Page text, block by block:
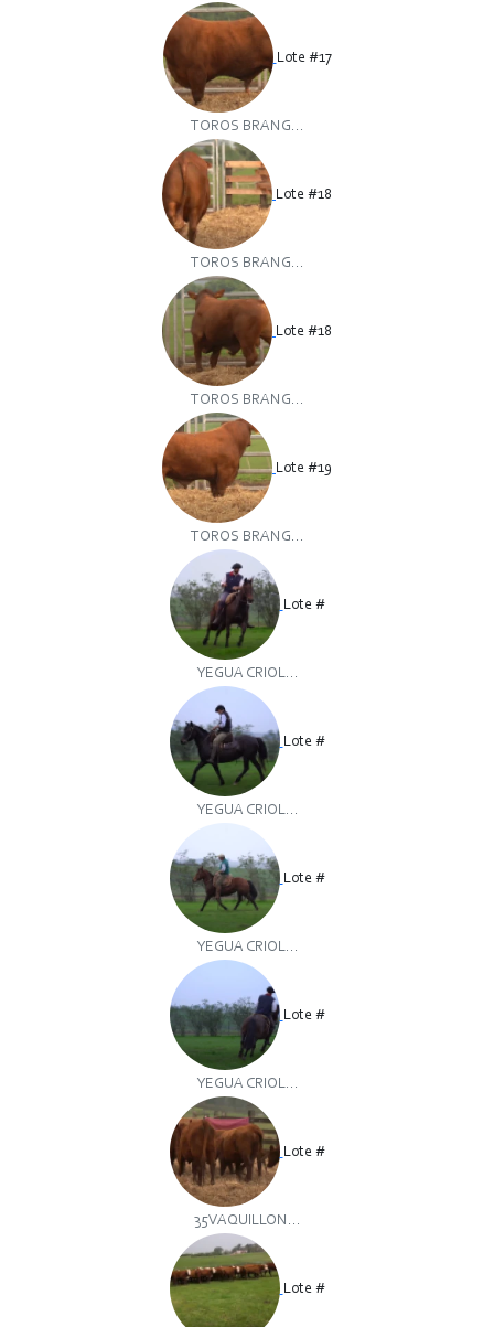
Lote #17
TOROS BRANG...
Lote #18
TOROS BRANG...
Lote #18
TOROS BRANG...
Lote #19
TOROS BRANG...
Lote #
YEGUA CRIOL...
Lote #
YEGUA CRIOL...
Lote #
YEGUA CRIOL...
Lote #
YEGUA CRIOL...
Lote #
35VAQUILLON...
Lote #